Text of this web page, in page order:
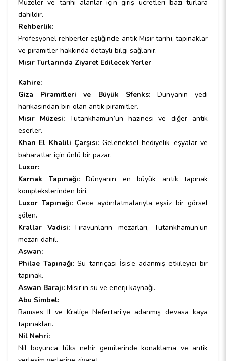
Müzeler ve tarihi alanlar için giriş ücretleri bazı turlara
dahildir.
Rehberlik:
Profesyonel rehberler eşliğinde antik Mısır tarihi, tapınaklar
ve piramitler hakkında detaylı bilgi sağlanır.
Mısır Turlarında Ziyaret Edilecek Yerler
Kahire:
Giza Piramitleri ve Büyük Sfenks:Dünyanın yedi
harikasından biri olan antik piramitler.
Mısır Müzesi:Tutankhamun’un hazinesi ve diğer antik
eserler.
Khan El Khalili Çarşısı: Geleneksel hediyelik eşyalar ve
baharatlar için ünlü bir pazar.
Luxor:
Karnak Tapınağı:Dünyanın en büyük antik tapınak
komplekslerinden biri.
Luxor Tapınağı:Gece aydınlatmalarıyla eşsiz bir görsel
şölen.
Krallar Vadisi: Firavunların mezarları, Tutankhamun’un
mezarı dahil.
Aswan:
Philae Tapınağı:Su tanrıçası İsis’e adanmış etkileyici bir
tapınak.
Aswan Barajı: Mısır’ın su ve enerji kaynağı.
Abu Simbel:
Ramses II ve Kraliçe Nefertari’ye adanmış devasa kaya
tapınakları.
Nil Nehri:
Nil boyunca lüks nehir gemilerinde konaklama ve antik